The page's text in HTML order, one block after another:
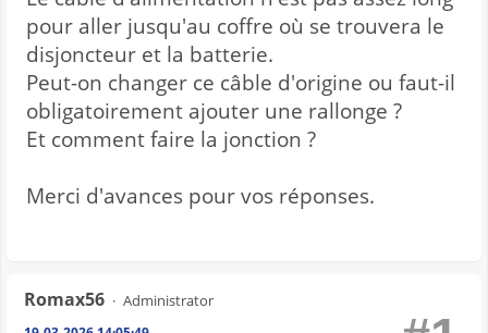
pour aller jusqu'au coffre où se trouvera le
disjoncteur et la batterie.
Peut-on changer ce câble d'origine ou faut-il
obligatoirement ajouter une rallonge ?
Et comment faire la jonction ?
Merci d'avances pour vos réponses.
Romax56 Administrator